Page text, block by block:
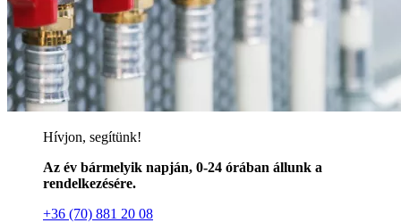
Hívjon, segítünk!
Az év bármelyik napján, 0-24 órában állunk a
rendelkezésére.
+36 (70) 881 20 08